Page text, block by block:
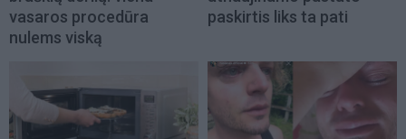
vasaros procedūra
nulems viską
paskirtis liks ta pati